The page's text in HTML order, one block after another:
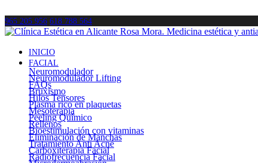
965 205 956 618 788 564
INICIO
FACIAL
Neuromodulador
Neuromodulador Lifting
FAQs
Bruxismo
Hilos Tensores
Plasma rico en plaquetas
Mesoterapia
Peeling Químico
Rellenos
Bioestimulación con vitaminas
Eliminación de Manchas
Tratamiento Anti Acné
Carboxiterapia Facial
Radiofrecuencia Facial